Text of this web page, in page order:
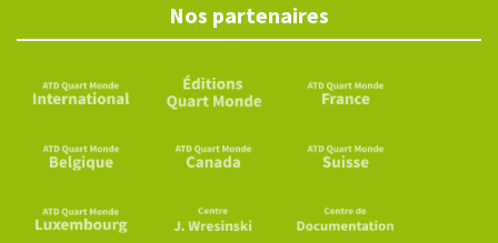
Nos partenaires